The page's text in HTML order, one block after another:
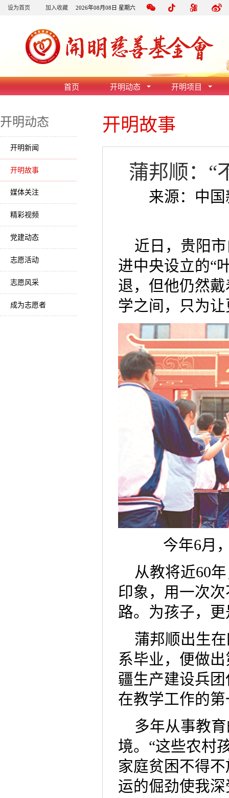
设为首页 加入收藏 2026年08月08日 星期六
首页 开明动态 开明项目
开明动态
开明新闻
开明故事
媒体关注
精彩视频
党建动态
志愿活动
志愿风采
成为志愿者
开明故事
蒲邦顺：“
来源：中
近日，贵阳
进中央设立的“
退，但他仍然
学之间，只为
今年6月
从教将近60
印象，用一次
路。为孩子，
蒲邦顺出生
系毕业，便做
疆生产建设兵
在教学工作的
多年从事教
境。“这些农村
家庭贫困不得
运的倔劲使我